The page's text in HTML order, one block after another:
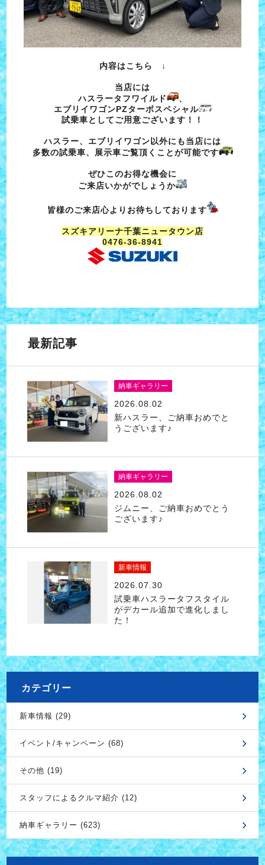
内容はこちら ↓
当店には
ハスラータフワイルド
、
エブリイワゴンPZターボスペシャル
試乗車としてご用意ございます！！
ハスラー、エブリイワゴン以外にも当店には
多数の試乗車、展示車ご覧頂くことが可能です
ぜひこのお得な機会に
ご来店いかがでしょうか
皆様のご来店心よりお待ちしております
スズキアリーナ千葉ニュータウン店
0476-36-8941
最新記事
納車ギャラリー
2026.08.02
新ハスラー、ご納車おめでと
うございます♪
納車ギャラリー
2026.08.02
ジムニー、ご納車おめでとう
ございます♪
新車情報
2026.07.30
試乗車ハスラータフスタイル
がデカール追加で進化しまし
た！
カテゴリー
新車情報 (29)
イベント/キャンペーン (68)
その他 (19)
スタッフによるクルマ紹介 (12)
納車ギャラリー (623)